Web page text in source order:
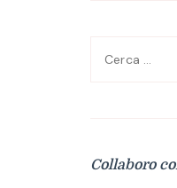
Ricerca
Collaboro